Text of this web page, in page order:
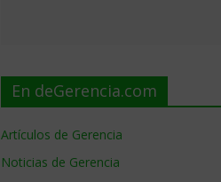
En deGerencia.com
Artículos de Gerencia
Noticias de Gerencia